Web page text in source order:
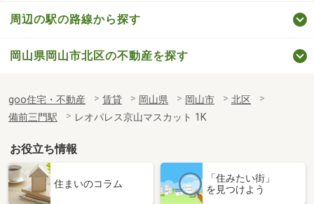
周辺の駅の路線から探す
岡山県岡山市北区の不動産を探す
goo住宅・不動産 賃貸 岡山県 岡山市
北区
備前三門駅
レオパレス京山マスカット 1K
お役立ち情報
住まいのコラム
「住みたい街」
を見つけよう